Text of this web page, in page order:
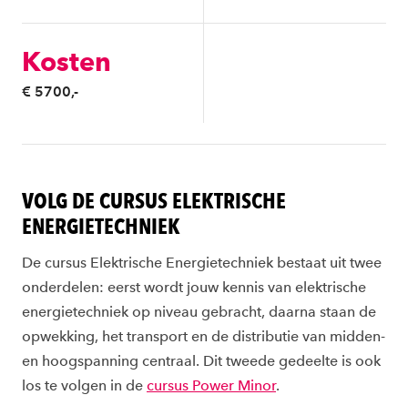
Kosten
€ 5700,-
VOLG DE CURSUS ELEKTRISCHE
ENERGIETECHNIEK
De cursus Elektrische Energietechniek bestaat uit twee
onderdelen: eerst wordt jouw kennis van elektrische
energietechniek op niveau gebracht, daarna staan de
opwekking, het transport en de distributie van midden-
en hoogspanning centraal. Dit tweede gedeelte is ook
los te volgen in de cursus Power Minor.